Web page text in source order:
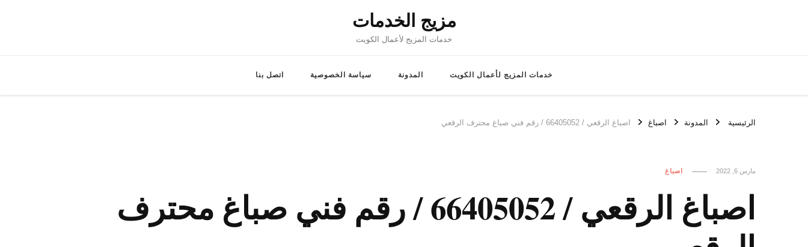
مزيج الخدمات
خدمات المزيج لأعمال الكويت
خدمات المزيج لأعمال الكويت المدونة سياسة الخصوصية اتصل بنا
الرئيسية المدونة اصباغ اصباغ الرقعي / 66405052 / رقم فني صباغ محترف الرقعي
مارس 6, 2022 اصباغ
اصباغ الرقعي / 66405052 / رقم فني صباغ محترف